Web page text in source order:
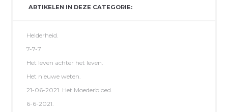
ARTIKELEN IN DEZE CATEGORIE:
Helderheid.
7-7-7
Het leven achter het leven.
Het nieuwe weten.
21-06-2021. Het Moederbloed.
6-6-2021.